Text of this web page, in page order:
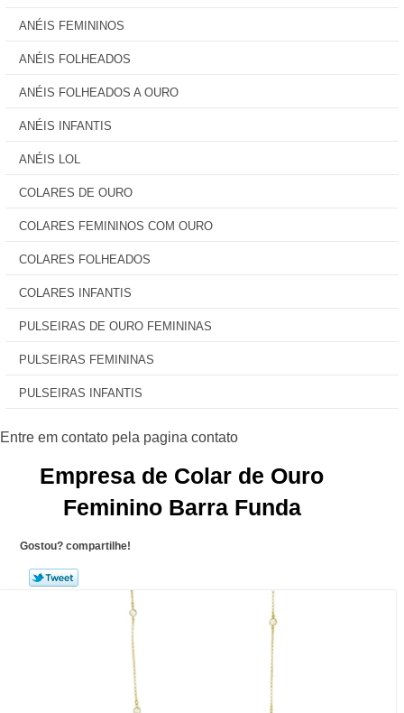
ANÉIS FEMININOS
ANÉIS FOLHEADOS
ANÉIS FOLHEADOS A OURO
ANÉIS INFANTIS
ANÉIS LOL
COLARES DE OURO
COLARES FEMININOS COM OURO
COLARES FOLHEADOS
COLARES INFANTIS
PULSEIRAS DE OURO FEMININAS
PULSEIRAS FEMININAS
PULSEIRAS INFANTIS
Empresa de Colar de Ouro
Feminino Barra Funda
Gostou? compartilhe!